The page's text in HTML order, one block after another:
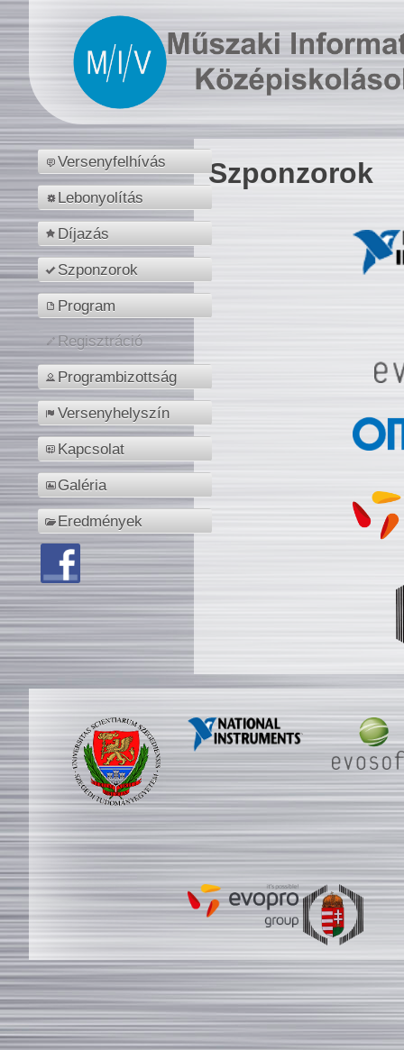
Versenyfelhívás
Lebonyolítás
Díjazás
Szponzorok
Program
Regisztráció
Programbizottság
Versenyhelyszín
Kapcsolat
Galéria
Eredmények
Szponzorok